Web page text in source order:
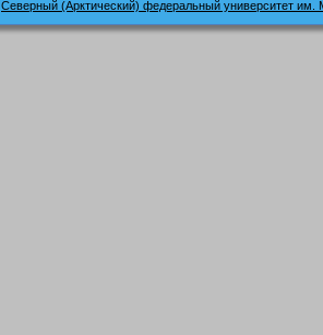
Северный (Арктический) федеральный университет